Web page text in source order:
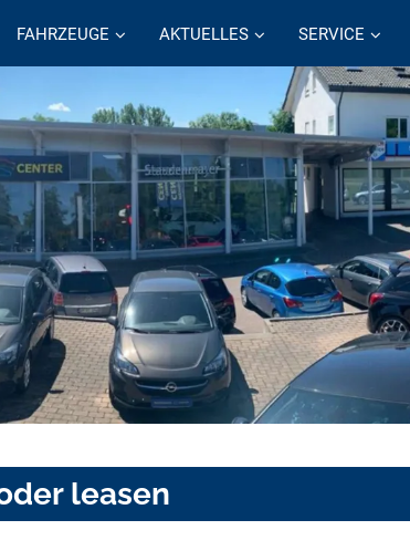
FAHRZEUGE AKTUELLES SERVICE
leasen